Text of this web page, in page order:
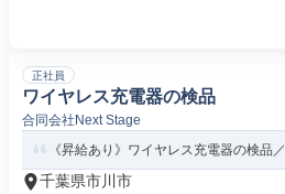
正社員
ワイヤレス充電器の検品
合同会社Next Stage
《昇給あり》ワイヤレス充電器の検品
千葉県市川市